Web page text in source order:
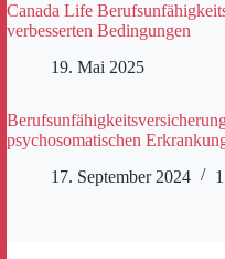
Canada Life
verbesserten Bedingungen
19. Mai 2025
psychosomatischen
17. September 2024